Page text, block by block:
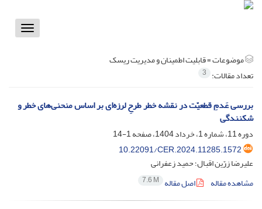
Toggle
موضوعات =قابلیت اطمینان و مدیریت ریسک
تعداد مقالات: 3
بررسی عَدمِ قطعیّت در نقشه‌ خطر طرحِ لرزه‌ای بر اساس منحنی‌های خطر و
شکنندگی
دوره 11، شماره 1، خرداد 1404، صفحه
1-14
10.22091/CER.2024.11285.1572
علیرضا زرّین اقبال؛ حمید زعفرانی
مشاهده مقاله
اصل مقاله 7.6 M